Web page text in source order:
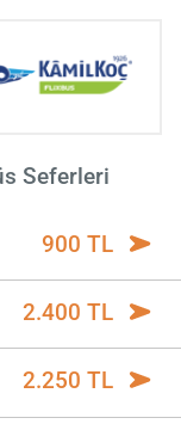
Seferleri
900 TL
2.400 TL
2.250 TL